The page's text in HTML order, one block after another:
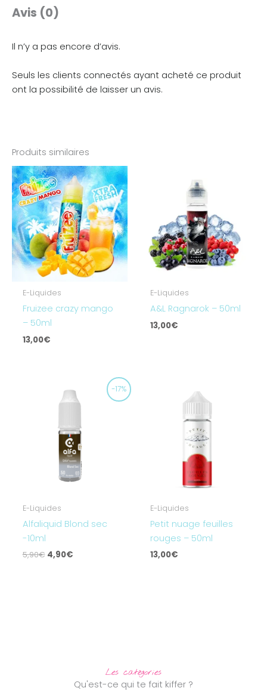
Avis (0)
Il n’y a pas encore d’avis.
Seuls les clients connectés ayant acheté ce produit
ont la possibilité de laisser un avis.
Produits similaires
E-Liquides
Fruizee crazy mango
– 50ml
13,00€
E-Liquides
A&L Ragnarok – 50ml
13,00€
-17%
E-Liquides
Alfaliquid Blond sec
-10ml
5,90€
prix
initial
5,90€.
4,90€
prix
actuel
4,90€.
E-Liquides
Petit nuage feuilles
rouges – 50ml
13,00€
Les catégories
Qu'est-ce qui te fait kiffer ?